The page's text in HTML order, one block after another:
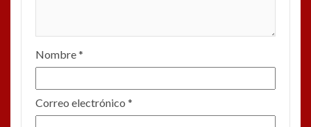
Nombre*
Correo electrónico *